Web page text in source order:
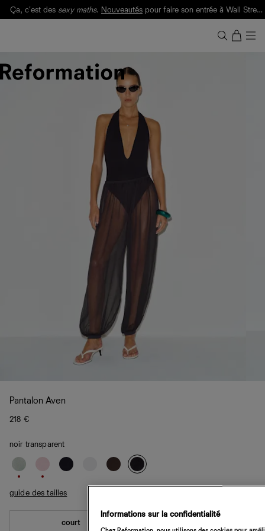
Ça, c'est des sexy maths. Nouveautés pour faire son entrée à Wall Street.
Pantalon Aven
218 €
noir transparent
guide des tailles
court
Informations sur la confidentialité